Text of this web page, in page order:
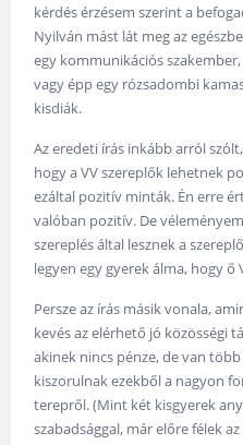
kérdés érzésem szerint a
Nyilván mást lát meg az
egy kommunikációs
vagy épp egy rózsadombi
kisdiák.
Az eredeti írás inkább arról
hogy a VV szereplők lehetnek
ezáltal pozitív minták. Én erre
valóban pozitív. De
szereplés által lesznek a
legyen egy gyerek álma, hogy ő
Persze az írás másik vonala,
kevés az elérhető jó közösségi
akinek nincs pénze, de van
kiszorulnak ezekből a nagyon
terepről. (Mint két kisgyerek
szabadsággal, már előre félek